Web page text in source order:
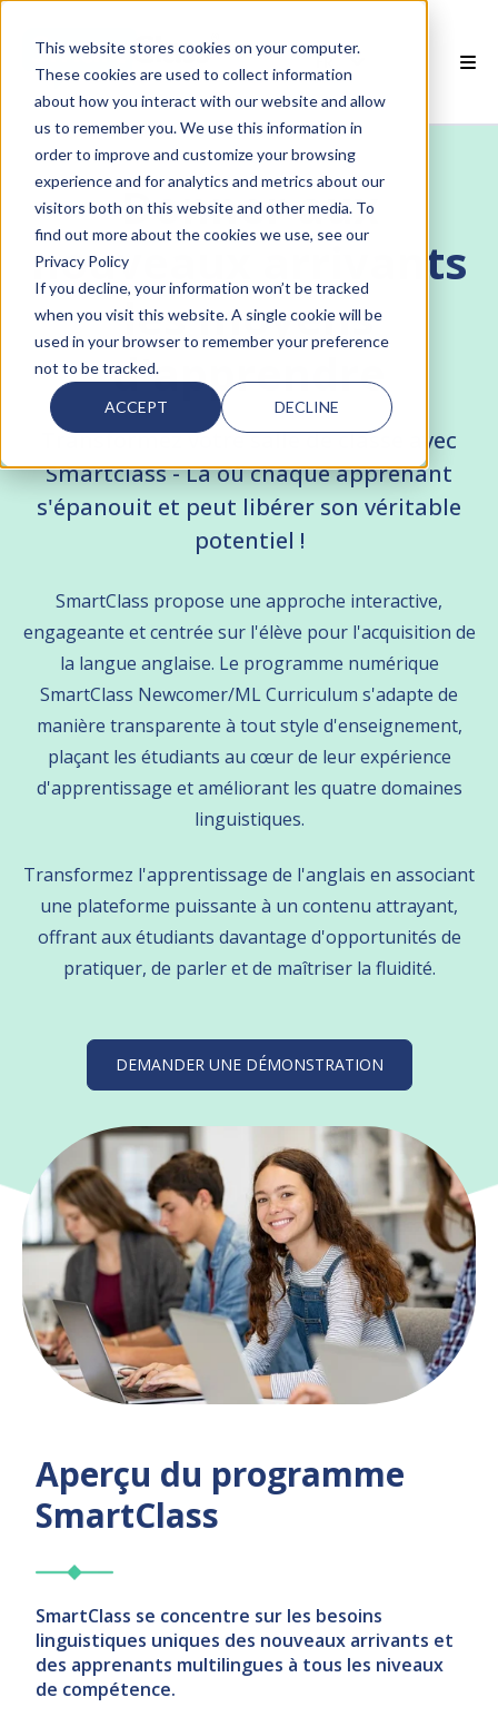
This website stores cookies on your computer.
These cookies are used to collect information
about how you interact with our website and allow
us to remember you. We use this information in
order to improve and customize your browsing
experience and for analytics and metrics about our
visitors both on this website and other media. To
find out more about the cookies we use, see our
Privacy Policy
If you decline, your information won’t be tracked
when you visit this website. A single cookie will be
used in your browser to remember your preference
not to be tracked.
ACCEPT DECLINE
FR
SMARTCLASS
SMARTCLASS?
Donner aux
nouveaux arrivants
les moyens
d'apprendre
Transformez votre salle de classe avec
Smartclass - Là où chaque apprenant
s'épanouit et peut libérer son véritable
potentiel !
SmartClass propose une approche interactive,
engageante et centrée sur l'élève pour l'acquisition de
la langue anglaise. Le programme numérique
SmartClass Newcomer/ML Curriculum s'adapte de
manière transparente à tout style d'enseignement,
plaçant les étudiants au cœur de leur expérience
d'apprentissage et améliorant les quatre domaines
linguistiques.
Transformez l'apprentissage de l'anglais en associant
une plateforme puissante à un contenu attrayant,
offrant aux étudiants davantage d'opportunités de
pratiquer, de parler et de maîtriser la fluidité.
DEMANDER UNE DÉMONSTRATION
Aperçu du programme
SmartClass
SmartClass se concentre sur les besoins
linguistiques uniques des nouveaux arrivants et
des apprenants multilingues à tous les niveaux
de compétence.